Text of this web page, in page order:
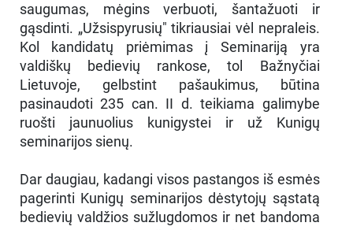
saugumas, mėgins verbuoti, šantažuoti ir
gąsdinti. „Užsispyrusių" tikriausiai vėl nepraleis.
Kol kandidatų priėmimas į Seminariją yra
valdiškų bedievių rankose, tol Bažnyčiai
Lietuvoje, gelbstint pašaukimus, būtina
pasinaudoti 235 can. II d. teikiama galimybe
ruošti jaunuolius kunigystei ir už Kunigų
seminarijos sienų.
Dar daugiau, kadangi visos pastangos iš esmės
pagerinti Kunigų seminarijos dėstytojų sąstatą
bedievių valdžios sužlugdomos ir net bandoma